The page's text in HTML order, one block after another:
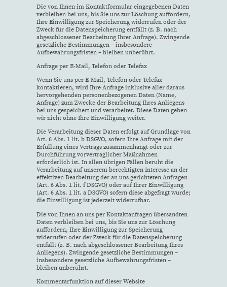
Die von Ihnen im Kontaktformular eingegebenen Daten
verbleiben bei uns, bis Sie uns zur Löschung auffordern,
Ihre Einwilligung zur Speicherung widerrufen oder der
Zweck für die Datenspeicherung entfällt (z. B. nach
abgeschlossener Bearbeitung Ihrer Anfrage). Zwingende
gesetzliche Bestimmungen – insbesondere
Aufbewahrungsfristen – bleiben unberührt.
Anfrage per E-Mail, Telefon oder Telefax
Wenn Sie uns per E-Mail, Telefon oder Telefax
kontaktieren, wird Ihre Anfrage inklusive aller daraus
hervorgehenden personenbezogenen Daten (Name,
Anfrage) zum Zwecke der Bearbeitung Ihres Anliegens
bei uns gespeichert und verarbeitet. Diese Daten geben
wir nicht ohne Ihre Einwilligung weiter.
Die Verarbeitung dieser Daten erfolgt auf Grundlage von
Art. 6 Abs. 1 lit. b DSGVO, sofern Ihre Anfrage mit der
Erfüllung eines Vertrags zusammenhängt oder zur
Durchführung vorvertraglicher Maßnahmen
erforderlich ist. In allen übrigen Fällen beruht die
Verarbeitung auf unserem berechtigten Interesse an der
effektiven Bearbeitung der an uns gerichteten Anfragen
(Art. 6 Abs. 1 lit. f DSGVO) oder auf Ihrer Einwilligung
(Art. 6 Abs. 1 lit. a DSGVO) sofern diese abgefragt wurde;
die Einwilligung ist jederzeit widerrufbar.
Die von Ihnen an uns per Kontaktanfragen übersandten
Daten verbleiben bei uns, bis Sie uns zur Löschung
auffordern, Ihre Einwilligung zur Speicherung
widerrufen oder der Zweck für die Datenspeicherung
entfällt (z. B. nach abgeschlossener Bearbeitung Ihres
Anliegens). Zwingende gesetzliche Bestimmungen –
insbesondere gesetzliche Aufbewahrungsfristen –
bleiben unberührt.
Kommentar­funktion auf dieser Website